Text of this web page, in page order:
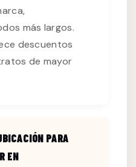
más largos.
descuentos
de mayor
PARA
EN